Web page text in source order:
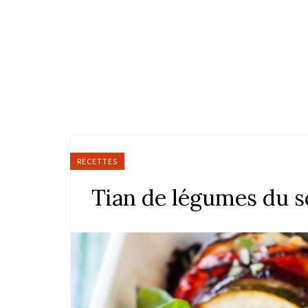
RECETTES
Tian de légumes du